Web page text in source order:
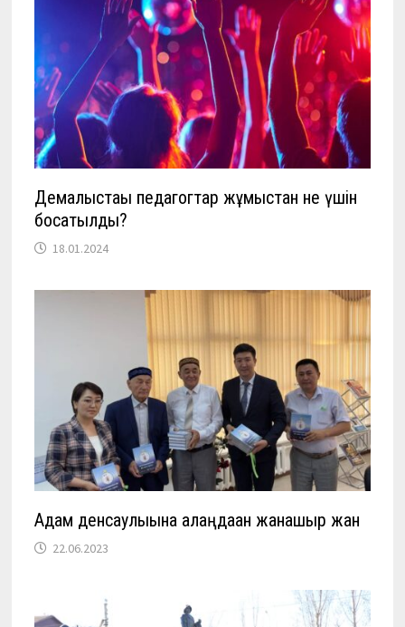
Демалыстағы педагогтар жұмыстан не үшін
босатылды?
18.01.2024
Адам денсаулығына алаңдаған жанашыр жан
22.06.2023